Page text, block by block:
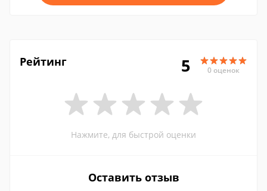
Рейтинг 5 0 оценок
Нажмите, для быстрой оценки
Оставить отзыв